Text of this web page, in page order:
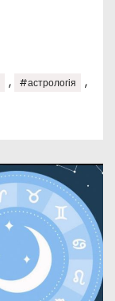
, #астрологія ,